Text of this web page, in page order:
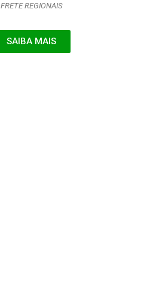
FRETE REGIONAIS
SAIBA MAIS